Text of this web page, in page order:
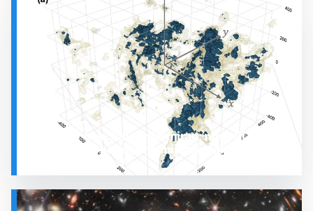
SVEMIR
SVEMIR
Prostor oko Sunca nije miran: nova 3D karta
otkrila plin koji stalno mijenja stanje